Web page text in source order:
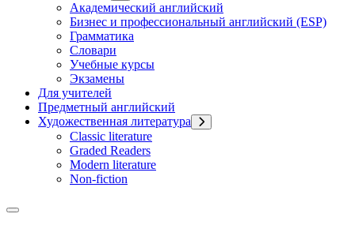
Академический английский
Бизнес и профессиональный английский (ESP)
Грамматика
Словари
Учебные курсы
Экзамены
Для учителей
Предметный английский
Художественная литература
Classic literature
Graded Readers
Modern literature
Non-fiction